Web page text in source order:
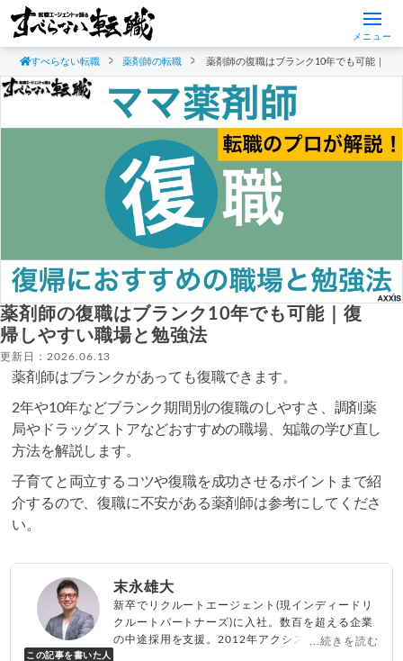
メニュー
すべらない転職 薬剤師の転職 薬剤師の復職はブランク10年でも可能｜復
薬剤師の復職はブランク10年でも可能｜復
帰しやすい職場と勉強法
更新日：2026.06.13
薬剤師はブランクがあっても復職できます。
2年や10年などブランク期間別の復職のしやすさ、調剤薬
局やドラッグストアなどおすすめの職場、知識の学び直し
方法を解説します。
子育てと両立するコツや復職を成功させるポイントまで紹
介するので、復職に不安がある薬剤師は参考にしてくださ
い。
この記事を書いた人
末永雄大
新卒でリクルートエージェント(現インディードリ
クルートパートナーズ)に入社。数百を超える企業
の中途採用を支援。2012年アクシス(株)設立、代
...続きを読む